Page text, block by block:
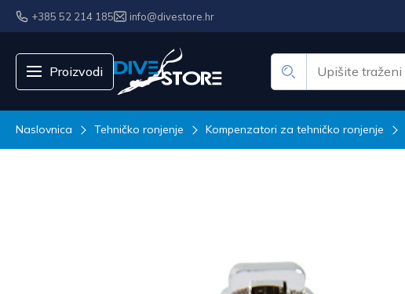
+385 52 214 185 info@divestore.hr
Proizvodi
Naslovnica Tehničko ronjenje Kompenzatori za tehničko ronjenje